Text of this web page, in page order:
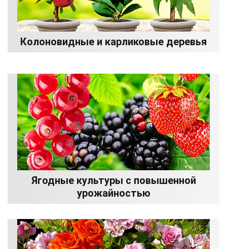
Колоновидные и карликовые деревья
Ягодные культуры с повышенной
урожайностью